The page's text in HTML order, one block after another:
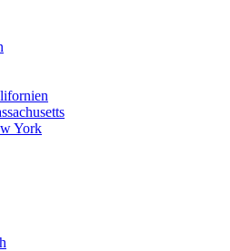
York